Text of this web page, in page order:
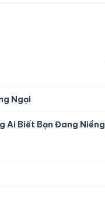
Ngại
Ai Biết Bạn Đang Niềng